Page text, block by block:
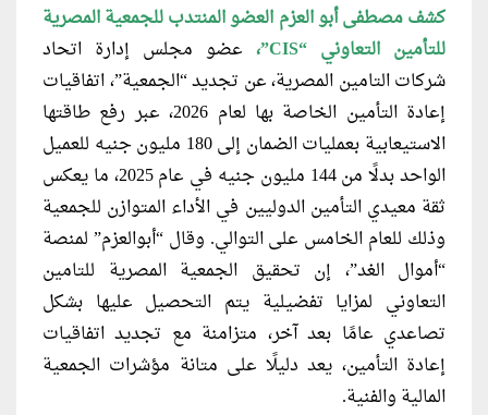
كشف مصطفى أبو العزم العضو المنتدب للجمعية المصرية
للتأمين التعاوني “CIS”،
عضو مجلس إدارة اتحاد
شركات التامين المصرية، عن تجديد “الجمعية”، اتفاقيات
إعادة التأمين الخاصة بها لعام 2026، عبر رفع طاقتها
الاستيعابية بعمليات الضمان إلى 180 مليون جنيه للعميل
الواحد بدلًا من 144 مليون جنيه في عام 2025، ما يعكس
ثقة معيدي التأمين الدوليين في الأداء المتوازن للجمعية
وذلك للعام الخامس على التوالي. وقال “أبوالعزم” لمنصة
“أموال الغد”، إن تحقيق الجمعية المصرية للتامين
التعاوني لمزايا تفضيلية يتم التحصيل عليها بشكل
تصاعدي عامًا بعد آخر، متزامنة مع تجديد اتفاقيات
إعادة التأمين، يعد دليلًا على متانة مؤشرات الجمعية
المالية والفنية.